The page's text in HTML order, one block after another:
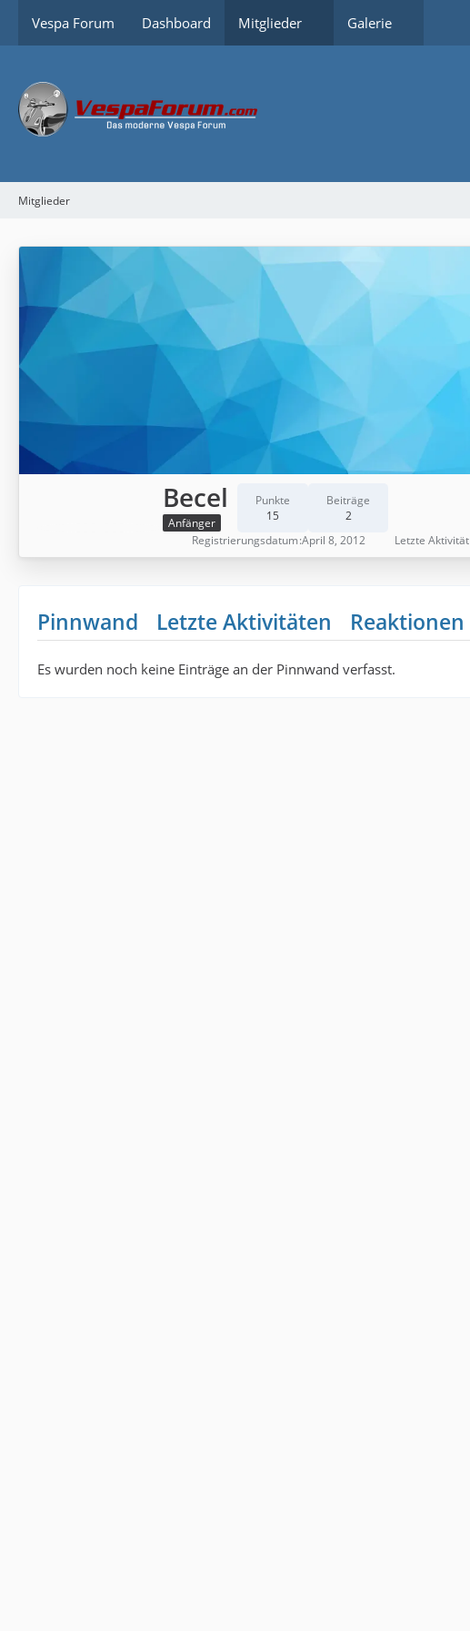
Vespa Forum Dashboard Mitglieder Galerie
Mitglieder
Becel
Anfänger
Punkte
15
Beiträge
2
Registrierungsdatum April 8, 2012 Letzte Aktivität
Pinnwand Letzte Aktivitäten Reaktionen
Es wurden noch keine Einträge an der Pinnwand verfasst.